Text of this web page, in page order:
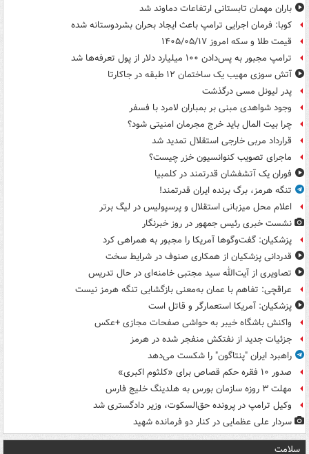
باران مهمان تابستانی ارتفاعات دماوند شد
کوبا: فرمان اجرایی ترامپ باعث ایجاد بحران بشردوستانه شده
قیمت طلا و سکه امروز ۱۴۰۵/۰۵/۱۷
ترامپ مجبور به پس‌دادن ۱۰۰ میلیارد دلار از پول تعرفه‌ها شد
آتش سوزی مهیب یک ساختمان ۱۲ طبقه در جاکارتا
پدر لیونل مسی درگذشت
وجود شواهدی مبنی بر بمباران لامرد با فسفر
چرا بیت المال باید خرج مجرمان امنیتی شود؟
قرارداد مربی خارجی استقلال تمدید شد
ماجرای تصویب کنوانسیون خزر چیست؟
فوران یک آتشفشان قدرتمند در کلمبیا
تنگه هرمز، برگ برنده ایران قدرتمند!
اعلام محل میزبانی استقلال و پرسپولیس در لیگ برتر
نشست خبری رئیس جمهور در روز خبرنگار
پزشکیان: گفت‌وگوها آمریکا را مجبور به همراهی کرد
قدردانی پزشکیان از همکاری صنوف در شرایط سخت
تصاویری از آیت‌الله سید مجتبی خامنه‌ای در حال تدریس
عراقچی: تفاهم با عمان به‌معنی بازگشایی تنگه هرمز نیست
پزشکیان: آمریکا استعمارگر و قاتل است
واکنش باشگاه خیبر به حواشی صفحات مجازی +عکس
جزئیات جدید از نفتکش منفجر شده در هرمز
راهبرد ایران "پنتاگون" را شکست می‌دهد
صدور ۱۰ فقره حکم قصاص برای «کلثوم اکبری»
مهلت ۳ روزه سازمان بورس به هلدینگ خلیج فارس
وکیل ترامپ در پرونده حق‌السکوت، وزیر دادگستری شد
سردار علی عظمایی در کنار دو فرمانده شهید
سلامت